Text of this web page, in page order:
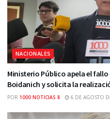
NACIONALES
Ministerio Público apela el
Boidanich y solicita la
POR 1000 NOTICIAS 8 6 DE AGOSTO